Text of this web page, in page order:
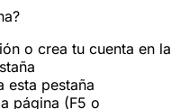
o crea tu cuenta en la
esta pestaña
página (F5 o